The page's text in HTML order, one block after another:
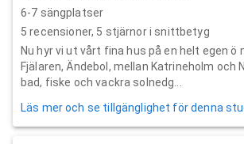
6-7 sängplatser
5 recensioner, 5 stjärnor i snittbetyg
Nu hyr vi ut vårt fina hus på en helt egen ö
Fjälaren, Ändebol, mellan Katrineholm och
bad, fiske och vackra solnedg...
Läs mer och se tillgänglighet för denna